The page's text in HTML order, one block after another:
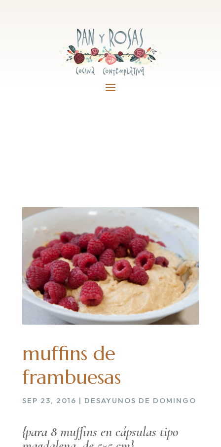
muffins de
frambuesas
SEP 23, 2016 | DESAYUNOS DE DOMINGO
{para 8 muffins en cápsulas tipo